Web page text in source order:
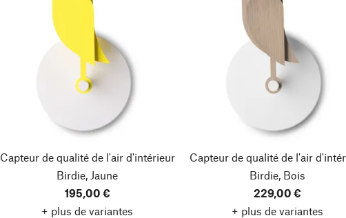
Capteur de qualité de l'air d'intérieur
Birdie, Jaune
195,00 €
+ plus de variantes
Capteur de qualité de l'air
Birdie, Bois
229,00 €
+ plus de variantes